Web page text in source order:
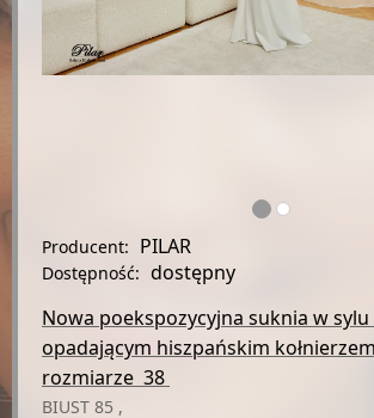
Producent: PILAR
Dostępność: dostępny
Nowa poekspozycyjna suknia w sylu
opadającym hiszpańskim
rozmiarze 38
BIUST 85 ,